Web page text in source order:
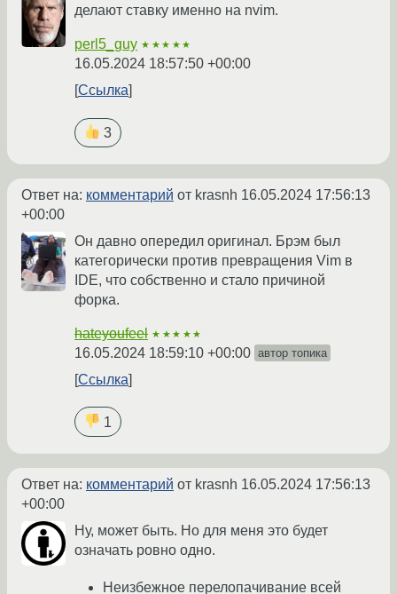
делают ставку именно на nvim.
perl5_guy ★★★★★
16.05.2024 18:57:50 +00:00
Ссылка
3
Ответ на: комментарий от krasnh 16.05.2024 17:56:13
+00:00
Он давно опередил оригинал. Брэм был
категорически против превращения Vim в
IDE, что собственно и стало причиной
форка.
hateyoufeel ★★★★★
16.05.2024 18:59:10 +00:00 автор топика
Ссылка
1
Ответ на: комментарий от krasnh 16.05.2024 17:56:13
+00:00
Ну, может быть. Но для меня это будет
означать ровно одно.
Неизбежное перелопачивание всей